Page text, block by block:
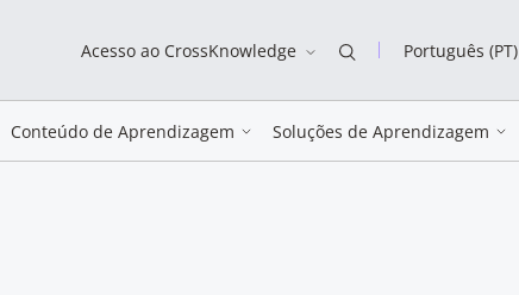
Acesso ao CrossKnowledge Português (PT)
Conteúdo de Aprendizagem Soluções de Aprendizagem